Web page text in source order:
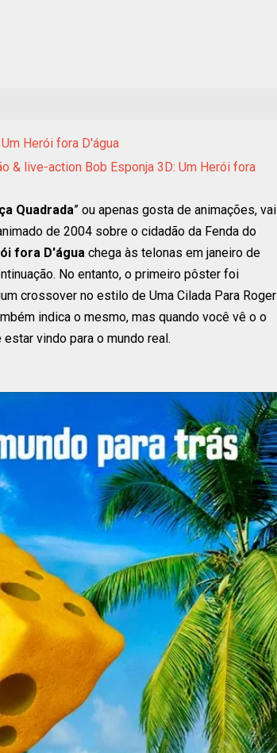
Herói fora D'água
& live-action Bob Esponja 3D: Um Herói fora
Quadrada” ou apenas gosta de animações, vai
de 2004 sobre o cidadão da Fenda do
fora D'água chega às telonas em janeiro de
No entanto, o primeiro pôster foi
crossover no estilo de Uma Cilada Para Roger
indica o mesmo, mas quando você vê o o
vindo para o mundo real.